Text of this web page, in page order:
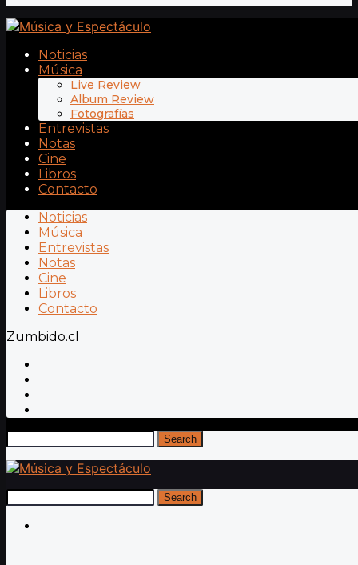
Noticias
Música
Live Review
Album Review
Fotografías
Entrevistas
Notas
Cine
Libros
Contacto
Noticias
Música
Entrevistas
Notas
Cine
Libros
Contacto
Zumbido.cl
Search
Search